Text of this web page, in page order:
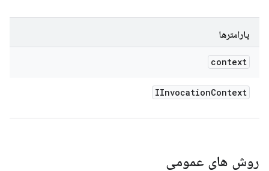
پارامترها
context
IInvocationContext
روش های عمومی